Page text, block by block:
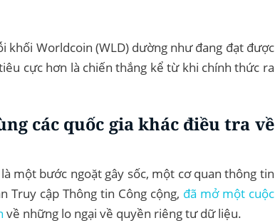
khối Worldcoin (WLD) dường như đang đạt được
cực hơn là chiến thắng kể từ khi chính thức ra
các quốc gia khác điều tra về
một bước ngoặt gây sốc, một cơ quan thông tin
Truy cập Thông tin Công cộng, đã mở một cuộc
về những lo ngại về quyền riêng tư dữ liệu.